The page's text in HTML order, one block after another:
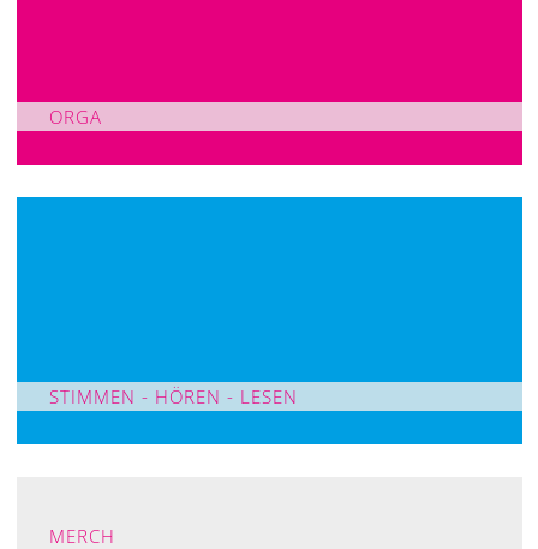
ORGA
STIMMEN - HÖREN - LESEN
MERCH